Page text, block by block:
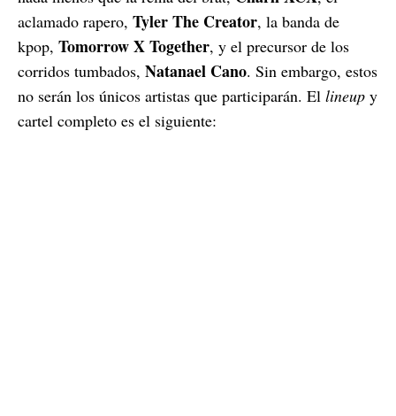
aclamado rapero, Tyler The Creator, la banda de
kpop, Tomorrow X Together, y el precursor de los
corridos tumbados, Natanael Cano. Sin embargo, estos
no serán los únicos artistas que participarán. El lineup y
cartel completo es el siguiente: